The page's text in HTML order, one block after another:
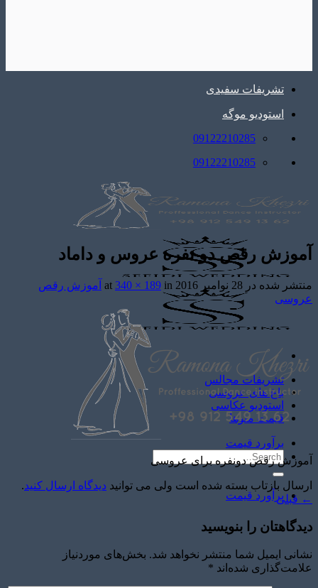
تشریفات سفیدی
استودیو موگه
09122210285
09122210285
تشریفات مجالس
باغ های عروسی
استودیو عکاسی
قیمت منوها
برآورد قیمت
برآورد قیمت
آموزش رقص دو نفره عروس و داماد
منتشر شده در 28 نوامبر 2016 340 × 189 in
آموزش رقص
عروسی
آموزش رقص دونفره برای عروسی
ارسال بازتاب بسته شده است ولی می توانید دیدگاه ارسال کنید.
← قبلی
دیدگاهتان را بنویسید
نشانی ایمیل شما منتشر نخواهد شد. بخش‌های موردنیاز
علامت‌گذاری شده‌اند *